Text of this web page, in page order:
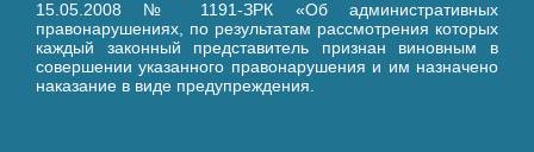
15.05.2008 № 1191-ЗРК «Об административных
правонарушениях, по результатам рассмотрения которых
каждый законный представитель признан виновным в
совершении указанного правонарушения и им назначено
наказание в виде предупреждения.